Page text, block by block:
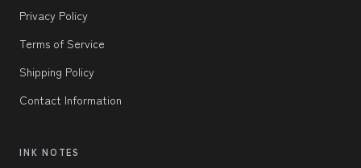
Privacy Policy
Terms of Service
Shipping Policy
Contact Information
INK NOTES